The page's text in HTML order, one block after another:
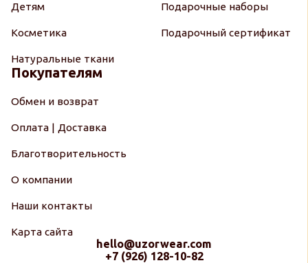
Детям
Косметика
Натуральные ткани
Подарочные наборы
Подарочный сертификат
Покупателям
Обмен и возврат
Оплата | Доставка
Благотворительность
О компании
Наши контакты
Карта сайта
hello@uzorwear.com
+7 (926) 128-10-82